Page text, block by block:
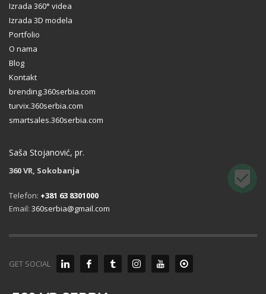
Izrada 360° videa
Izrada 3D modela
Portfolio
O nama
Blog
Kontakt
brending.360serbia.com
turvix.360serbia.com
smartsales.360serbia.com
Saša Stojanović, pr.
360 VR, Sokobanja
Telefon: +381 63 8301000
Email: 360serbia@gmail.com
GET SOCIAL